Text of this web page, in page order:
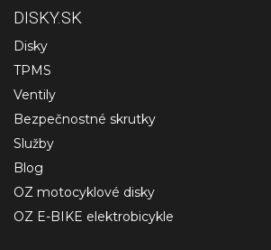
DISKY.SK
Disky
TPMS
Ventily
Bezpečnostné skrutky
Služby
Blog
OZ motocyklové disky
OZ E-BIKE elektrobicykle